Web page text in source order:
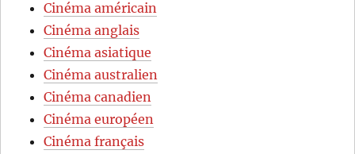
Cinéma américain
Cinéma anglais
Cinéma asiatique
Cinéma australien
Cinéma canadien
Cinéma européen
Cinéma français